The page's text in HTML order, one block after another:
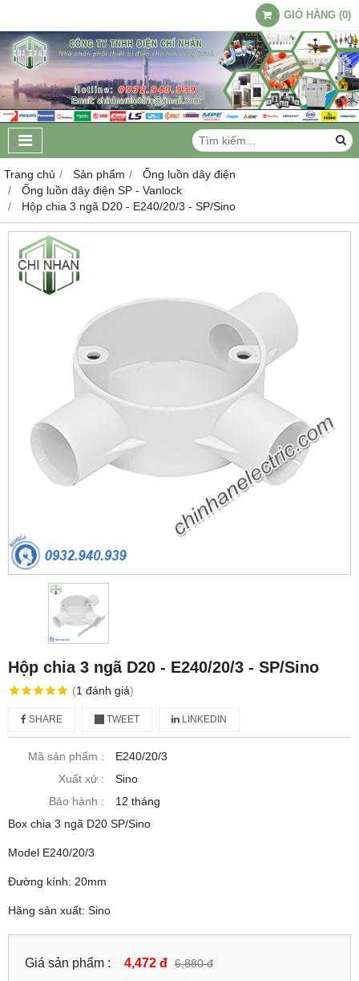
GIỎ HÀNG (0)
Trang chủ Sản phẩm
Ống luồn dây điện
Ống luồn dây điện SP - Vanlock
Hộp chia 3 ngã D20 - E240/20/3 - SP/Sino
Hộp chia 3 ngã D20 - E240/20/3 - SP/Sino
(1 đánh giá)
SHARE TWEET LINKEDIN
Mã sản phẩm :
E240/20/3
Xuất xứ :
Sino
Bảo hành :
12 tháng
Box chia 3 ngã D20 SP/Sino
Model E240/20/3
Đường kính: 20mm
Hãng sản xuất: Sino
Giá sản phẩm : 4,472 đ 6,880 đ